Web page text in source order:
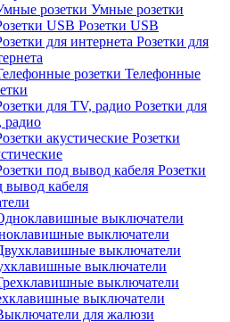
Умные розетки
Розетки USB
Розетки для
Телефонные
Розетки для
радио
Розетки
Розетки
вывод кабеля
выключатели
выключатели
выключатели